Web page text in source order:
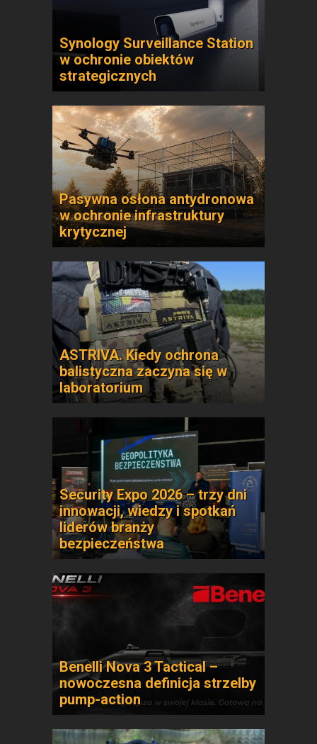
Synology Surveillance Station
w ochronie obiektów
strategicznych
Pasywna osłona antydronowa
w ochronie infrastruktury
krytycznej
ASTRIVA. Kiedy ochrona
balistyczna zaczyna się w
laboratorium
Security Expo 2026 – trzy dni
innowacji, wiedzy i spotkań
liderów branży
bezpieczeństwa
Benelli Nova 3 Tactical –
nowoczesna definicja strzelby
pump-action